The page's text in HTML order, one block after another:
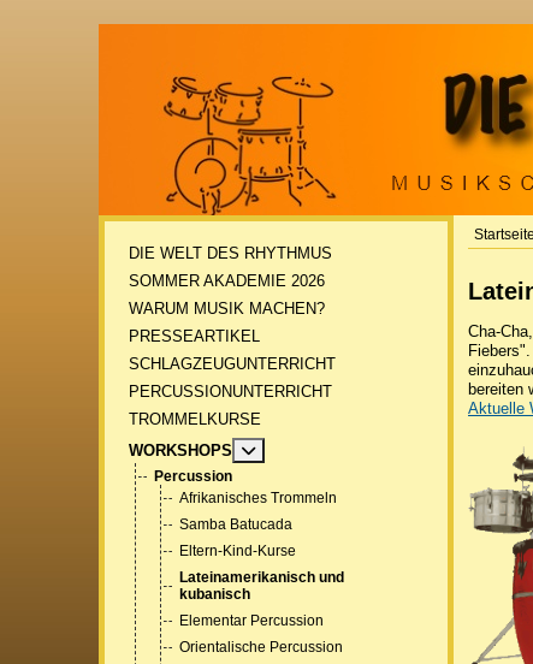
DIE WELT DES RHYTHMUS
SOMMER AKADEMIE 2026
WARUM MUSIK MACHEN?
PRESSEARTIKEL
SCHLAGZEUGUNTERRICHT
PERCUSSIONUNTERRICHT
TROMMELKURSE
WORKSHOPS
Percussion
Afrikanisches Trommeln
Samba Batucada
Eltern-Kind-Kurse
Lateinamerikanisch und
kubanisch
Elementar Percussion
Orientalische Percussion
Startseite
Cha-
bereiten
Aktuelle